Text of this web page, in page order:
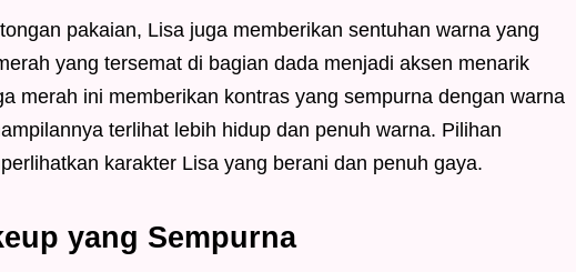
pakaian, Lisa juga memberikan sentuhan warna yang
yang tersemat di bagian dada menjadi aksen menarik
merah ini memberikan kontras yang sempurna dengan warna
terlihat lebih hidup dan penuh warna. Pilihan
karakter Lisa yang berani dan penuh gaya.
yang Sempurna